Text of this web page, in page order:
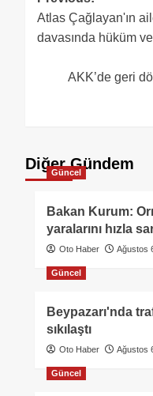
Atlas Çağlayan'ın
davasında hüküm
AKK’de geri
Diğer Gündem
Güncel
Bakan Kurum:
yaralarını hızla
Oto Haber Ağustos
Güncel
Beypazarı'nda
sıkılaştı
Oto Haber Ağustos
Güncel